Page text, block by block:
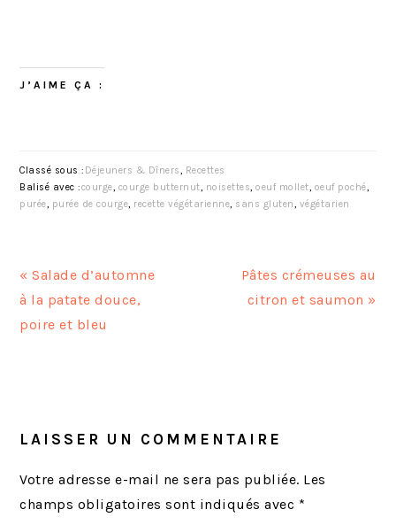
J’AIME ÇA :
Classé sous : Déjeuners & Dîners, Recettes
Balisé avec :courge, courge butternut, noisettes,oeuf mollet, oeuf poché,
purée, purée de courge, recette végétarienne, sans gluten, végétarien
A
r
t
p
r
« Salade d’automne
à la patate douce,
poire et bleu
A
s
Pâtes crémeuses au
citron et saumon »
LECTEUR
LAISSER UN COMMENTAIRE
Votre adresse e-mail ne sera pas publiée. Les
champs obligatoires sont indiqués avec *